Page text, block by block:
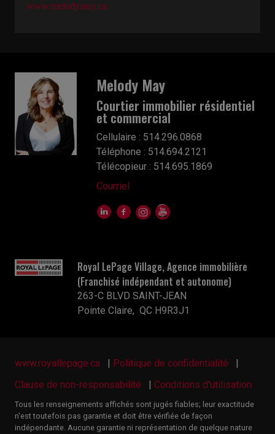
www.melodymay.ca
Melody May
Courtier immobilier résidentiel
et commercial
Cellulaire : 514.296.0868
Téléphone : 514.694.2121
Télécopieur : 514.695.1869
Courriel
Royal LePage Village, Agence immobilière
(Franchisé indépendant et autonome)
263-C BLVD SAINT-JEAN
Pointe Claire, QC H9R3J1
www.royallepage.ca Politique de confidentialité
Clause de non-responsabilité
Conditions d'utilisation
Tous les renseignements affichés sont jugés fiables; leur exactitude
n'est toutefois pas garantie et doit être vérifiée de façon
indépendante. Aucune garantie ni représentation de quelque nature